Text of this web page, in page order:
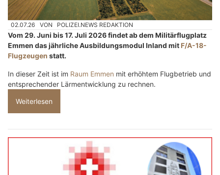
02.07.26 VON POLIZEI.NEWS REDAKTION
Vom 29. Juni bis 17. Juli 2026 findet ab dem Militärflugplatz
Emmen das jährliche Ausbildungsmodul Inland mit F/A-18-
Flugzeugen statt.
In dieser Zeit ist im Raum Emmen mit erhöhtem Flugbetrieb und
entsprechender Lärmentwicklung zu rechnen.
Weiterlesen